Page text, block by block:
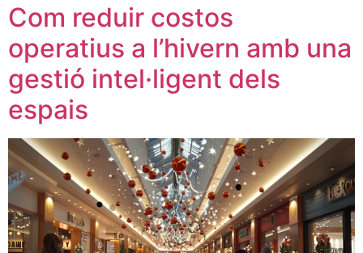
Com reduir costos
operatius a l’hivern amb una
gestió intel·ligent dels
espais